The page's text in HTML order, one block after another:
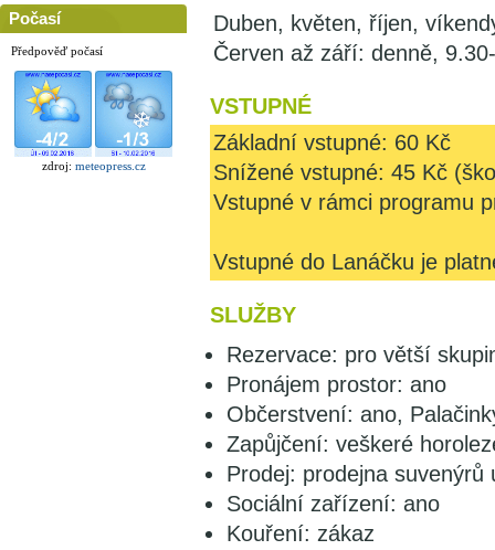
Počasí
Předpověď počasí
zdroj: meteopress.cz
Duben, květen, říjen,
Červen až září: denně,
VSTUPNÉ
Základní vstupné: 60 Kč
Snížené vstupné: 45 Kč
Vstupné v rámci programu
Vstupné do Lanáčku je
SLUŽBY
Rezervace: pro větší
Pronájem prostor: ano
Občerstvení: ano,
Zapůjčení: veškeré
Prodej: prodejna suvenýrů
Sociální zařízení: ano
Kouření: zákaz